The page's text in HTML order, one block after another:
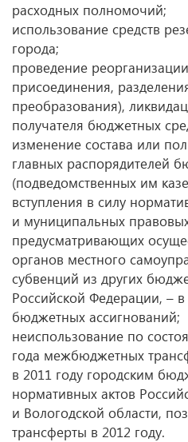
расходных полномочий;
использование средств
города;
проведение
присоединения,
преобразования),
получателя бюджетных
изменение состава или
главных распорядителей
(подведомственных им
вступления в силу
и муниципальных
предусматривающих
органов местного
субвенций из других
Российской Федерации, –
бюджетных ассигнований;
неиспользование по
года межбюджетных
в 2011 году городским
нормативных актов
и Вологодской области,
трансферты в 2012 году.